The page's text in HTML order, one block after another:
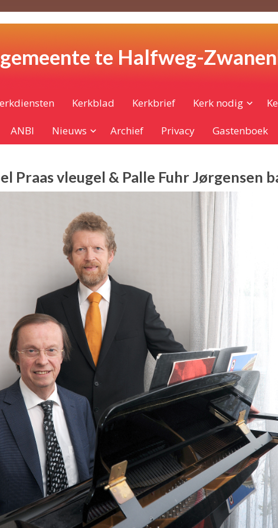
te Halfweg-
Kerkblad Kerkbrief Kerk nodig
ANBI Nieuws Archief Privacy Gastenboek
Praas vleugel & Palle Fuhr Jørgensen